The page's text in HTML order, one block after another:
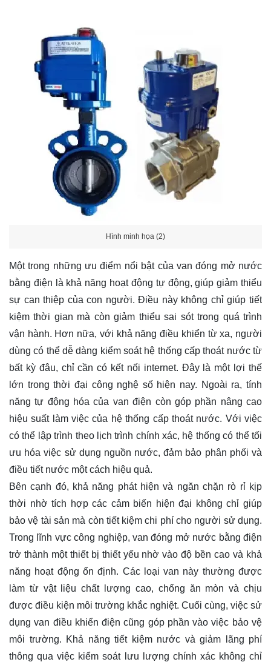
Hình minh họa (2)
Một trong những ưu điểm nổi bật của van đóng mở nước
bằng điện là khả năng hoạt động tự động, giúp giảm thiểu
sự can thiệp của con người. Điều này không chỉ giúp tiết
kiệm thời gian mà còn giảm thiểu sai sót trong quá trình
vận hành. Hơn nữa, với khả năng điều khiển từ xa, người
dùng có thể dễ dàng kiểm soát hệ thống cấp thoát nước từ
bất kỳ đâu, chỉ cần có kết nối internet. Đây là một lợi thế
lớn trong thời đại công nghệ số hiện nay. Ngoài ra, tính
năng tự động hóa của van điện còn góp phần nâng cao
hiệu suất làm việc của hệ thống cấp thoát nước. Với việc
có thể lập trình theo lịch trình chính xác, hệ thống có thể tối
ưu hóa việc sử dụng nguồn nước, đảm bảo phân phối và
điều tiết nước một cách hiệu quả.
Bên cạnh đó, khả năng phát hiện và ngăn chặn rò rỉ kịp
thời nhờ tích hợp các cảm biến hiện đại không chỉ giúp
bảo vệ tài sản mà còn tiết kiệm chi phí cho người sử dụng.
Trong lĩnh vực công nghiệp, van đóng mở nước bằng điện
trở thành một thiết bị thiết yếu nhờ vào độ bền cao và khả
năng hoạt động ổn định. Các loại van này thường được
làm từ vật liệu chất lượng cao, chống ăn mòn và chịu
được điều kiện môi trường khắc nghiệt. Cuối cùng, việc sử
dụng van điều khiển điện cũng góp phần vào việc bảo vệ
môi trường. Khả năng tiết kiệm nước và giảm lãng phí
thông qua việc kiểm soát lưu lượng chính xác không chỉ